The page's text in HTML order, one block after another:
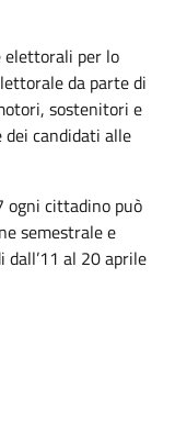
elettorali per lo
da parte di
sostenitori e
dei candidati alle
ogni cittadino può
semestrale e
al 20 aprile